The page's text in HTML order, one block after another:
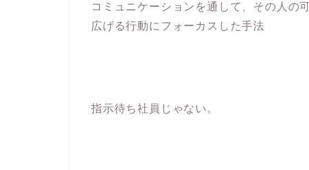
コミュニケーションを通して、その人の
広げる行動にフォーカスした手法
指示待ち社員じゃない。